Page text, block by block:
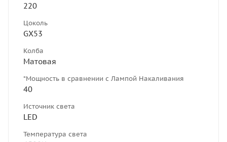
220
Цоколь
GX53
Колба
Матовая
*Мощность в сравнении с Лампой Накаливания
40
Источник света
LED
Температура света